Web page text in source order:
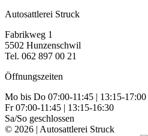
Autosattlerei Struck
Fabrikweg 1
5502 Hunzenschwil
Tel. 062 897 00 21
Öffnungszeiten
Mo bis Do 07:00-11:45 | 13:15-17:00
Fr 07:00-11:45 | 13:15-16:30
Sa/So geschlossen
© 2026 | Autosattlerei Struck